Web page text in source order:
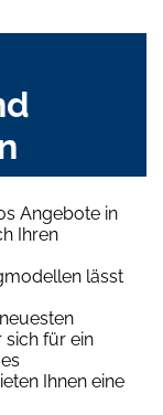
Angebote in
Ihren
lässt
sich für ein
Ihnen eine